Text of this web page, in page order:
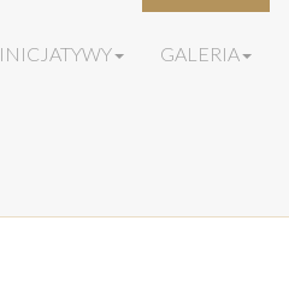
INICJATYWY GALERIA